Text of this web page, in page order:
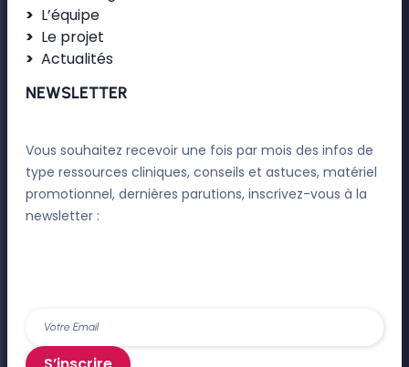
L’équipe
Le projet
Actualités
NEWSLETTER
Vous souhaitez recevoir une fois par mois des infos de
type ressources cliniques, conseils et astuces, matériel
promotionnel, dernières parutions, inscrivez-vous à la
newsletter :